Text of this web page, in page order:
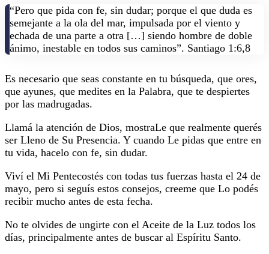
“Pero que pida con fe, sin dudar; porque el que duda es
semejante a la ola del mar, impulsada por el viento y
echada de una parte a otra […] siendo hombre de doble
ánimo, inestable en todos sus caminos”. Santiago 1:6,8
Es necesario que seas constante en tu búsqueda, que ores,
que ayunes, que medites en la Palabra, que te despiertes
por las madrugadas.
Llamá la atención de Dios, mostraLe que realmente querés
ser Lleno de Su Presencia. Y cuando Le pidas que entre en
tu vida, hacelo con fe, sin dudar.
Viví el Mi Pentecostés con todas tus fuerzas hasta el 24 de
mayo, pero si seguís estos consejos, creeme que Lo podés
recibir mucho antes de esta fecha.
No te olvides de ungirte con el Aceite de la Luz todos los
días, principalmente antes de buscar al Espíritu Santo.